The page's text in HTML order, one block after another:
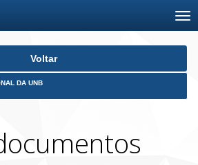
Voltar
DA UNB